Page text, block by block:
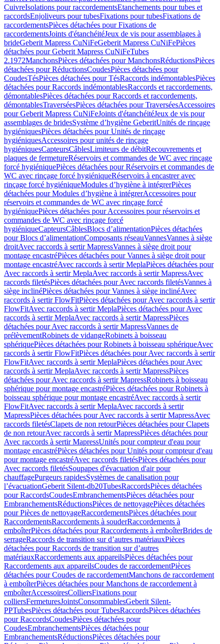
CuivreIsolations pour raccordementsEtanchements pour tubes et
raccordsEnjoliveurs pour tubesFixations pour tubesFixations de
raccordementsPièces détachées pour Fixations de
raccordementsJoints d'étanchéitéJeux de vis pour assemblages à
brideGeberit Mapress CuNiFeGeberit Mapress CuNiFePièces
détachées pour Geberit Mapress CuNiFeTubes
2.1972ManchonsPièces détachées pour ManchonsRéductionsPièces
détachées pour RéductionsCoudesPièces détachées pour
CoudesTésPièces détachées pour TésRaccords indémontablesPièces
détachées pour Raccords indémontablesRaccords et raccordements,
démontablesPièces détachées pour Raccords et raccordements,
démontablesTraverséesPièces détachées pour TraverséesAccessoires
pour Geberit Mapress CuNiFeJoints d'étanchéitéJeux de vis pour
assemblages de bridesSystème d’hygiène GeberitUnités de rinçage
hygiéniquesPièces détachées pour Unités de rinçage
hygiéniquesAccessoires pour unités de rinçage
hygiéniquesCapteursCâblesLimiteurs de débitRecouvrements et
plaques de fermetureRéservoirs et commandes de WC avec rinçage
forcé hygiéniquePièces détachées pour Réservoirs et commandes de
WC avec rinçage forcé hygiéniqueRéservoirs à encastrer avec
rinçage forcé hygiéniqueModules d’hygiène à intégrerPièces
détachées pour Modules d’hygiène à intégrerAccessoires pour
réservoirs et commandes de WC avec rinçage forcé
hygiéniquePièces détachées pour Accessoires pour réservoirs et
commandes de WC avec rinçage forcé
hygiéniqueCapteursCâblesBlocs d’alimentationPièces détachées
pour Blocs d’alimentationComposants réseauVannesVannes à siège
droitAvec raccords à sertir MapressVannes à siège droit pour
montage encastréPièces détachées pour Vannes à siège droit pour
montage encastréAvec raccords à sertir MeplaPièces détachées pour
Avec raccords à sertir MeplaAvec raccords à sertir MapressAvec
raccords filetésPièces détachées pour Avec raccords filetésVannes à
siège inclinéPièces détachées pour Vannes à siège inclinéAvec
raccords à sertir FlowFitPièces détachées pour Avec raccords à sertir
FlowFitAvec raccords à sertir MeplaPièces détachées pour Avec
raccords à sertir MeplaAvec raccords à sertir MapressPièces
détachées pour Avec raccords à sertir MapressVannes de
prélèvementRobinets de vidangeRobinets à boisseau
sphériquePièces détachées pour Robinets à boisseau sphériqueAvec
raccords à sertir FlowFitPièces détachées pour Avec raccords à sertir
FlowFitAvec raccords à sertir MeplaPièces détachées pour Avec
raccords à sertir MeplaAvec raccords à sertir MapressPièces
détachées pour Avec raccords à sertir MapressRobinets à boisseau
sphérique pour montage encastréPièces détachées pour Robinets à
boisseau sphérique pour montage encastréAvec raccords à sertir
FlowFitAvec raccords à sertir MeplaAvec raccords à sertir
MapressPièces détachées pour Avec raccords à sertir MapressAvec
raccords filetésClapets de non retourPièces détachées pour Clapets
de non retourAvec raccords à sertir MapressPièces détachées pour
Avec raccords à sertir MapressUnités pour compteur d'eau pour
montage encastréPièces détachées pour Unités pour compteur d'eau
pour montage encastréAvec raccords filetésPièces détachées pour
Avec raccords filetésSoupapes d'évacuation d'air pour
chauffagePurgeurs rapidesSystèmes de canalisation pour
l’évacuationGeberit Silent-db20TubesRaccordsPièces détachées
pour RaccordsCoudesEmbranchementsPièces détachées pour
EmbranchementsRéductionsPièces de nettoyagePièces détachées
pour Pièces de nettoyageRaccordementsPièces détachées pour
RaccordementsRaccordements à souderRaccordements à
emboîterPièces détachées pour Raccordements à emboîterBrides de
serrageRaccords de transition sur d’autres matériauxPièces
détachées pour Raccords de transition sur d’autres
matériauxRaccordements aux appareilsPièces détachées pour
Raccordements aux appareilsCoudes de raccordementPièces
détachées pour Coudes de raccordementManchons de raccordement
à emboîterPièces détachées pour Manchons de raccordement à
emboîterAccessoiresColliersFixations pour
colliersFermeturesJointsConsommablesGeberit Silent-
PPTubesPièces détachées pour TubesRaccordsPièces détachées
pour RaccordsCoudesPièces détachées pour
CoudesEmbranchementsPièces détachées pour
EmbranchementsRéductionsPièces détachées pour